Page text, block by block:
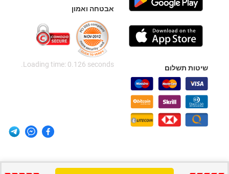
שיטות תשלום
אבטחה ואמון
Loading time: 0.126 seconds.